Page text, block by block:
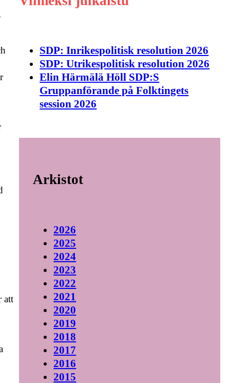
att
SDP: Inrikespolitisk resolution 2026
SDP: Utrikespolitisk resolution 2026
Elin Härmälä Höll SDP:S
Gruppanförande på Folktingets
session 2026
Arkistot
2026
2025
2024
2023
2022
2021
2020
2019
2018
2017
2016
2015